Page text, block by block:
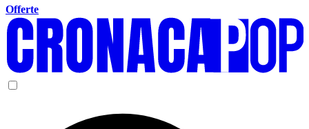
Offerte